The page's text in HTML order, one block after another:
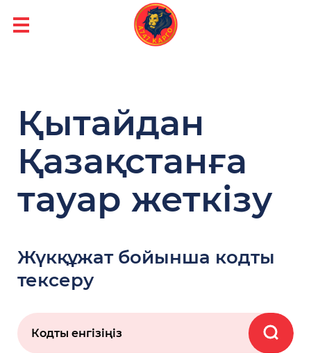
Қытайдан
Қазақстанға
тауар жеткізу
Жүкқұжат бойынша кодты
тексеру